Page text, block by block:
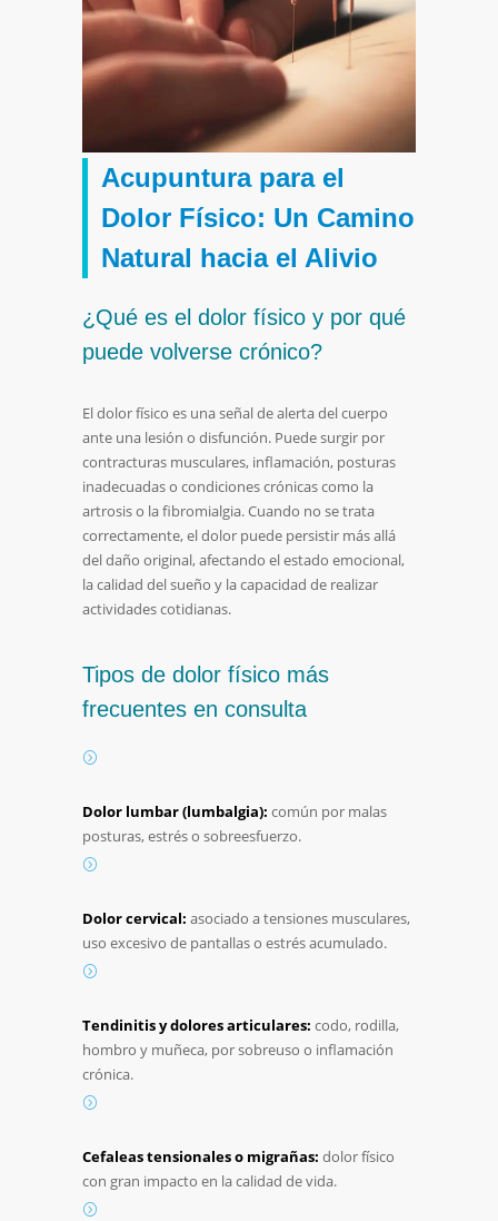
Un Camino Natural
hacia el Alivio
Acupuntura para el
Dolor Físico: Un Camino
Natural hacia el Alivio
¿ Qué es el dolor físico y por qué
puede volverse crónico?
Eldolorfísico es unaseñaldealertadelcuerpo
ante una lesión o disfunción. Puedesurgir por
contracturas musculares, inflamación, posturas
inadecuadaso condicionescrónicascomo la
artrosiso lafibromialgia.Cuando no setrata
correctamente,eldolor puede persistir másallá
deldaño original,afectando elestado emocional,
lacalidad delsueño y lacapacidad de realizar
actividadescotidianas.
Tipos de dolor físico más
frecuentes en consulta
Dolor lumbar (lumbalgia): común por malas
posturas,estréso sobreesfuerzo.
Dolorcervical: asociado atensiones musculares,
uso excesivo de pantallaso estrésacumulado.
Tendinitisydoloresarticulares: codo, rodilla,
hombro y muñeca, porsobreuso o inflamación
crónica.
Cefaleastensionaleso migrañas: dolorfísico
con gran impacto en lacalidad devida.